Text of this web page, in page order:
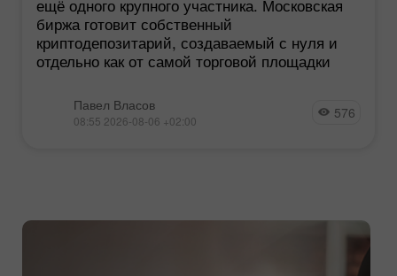
ещё одного крупного участника. Московская
биржа готовит собственный
криптодепозитарий, создаваемый с нуля и
отдельно как от самой торговой площадки
Павел Власов
08:55 2026-08-06 +02:00 576